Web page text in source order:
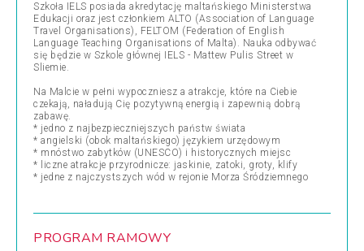
Szkoła IELS posiada akredytację maltańskiego Ministerstwa
Edukacji oraz jest członkiem ALTO (Association of Language
Travel Organisations), FELTOM (Federation of English
Language Teaching Organisations of Malta). Nauka odbywać
się będzie w Szkole głównej IELS - Mattew Pulis Street w
Sliemie.
Na Malcie w pełni wypoczniesz a atrakcje, które na Ciebie
czekają, naładują Cię pozytywną energią i zapewnią dobrą
zabawę.
* jedno z najbezpieczniejszych państw świata
* angielski (obok maltańskiego) językiem urzędowym
* mnóstwo zabytków (UNESCO) i historycznych miejsc
* liczne atrakcje przyrodnicze: jaskinie, zatoki, groty, klify
* jedne z najczystszych wód w rejonie Morza Śródziemnego
PROGRAM RAMOWY